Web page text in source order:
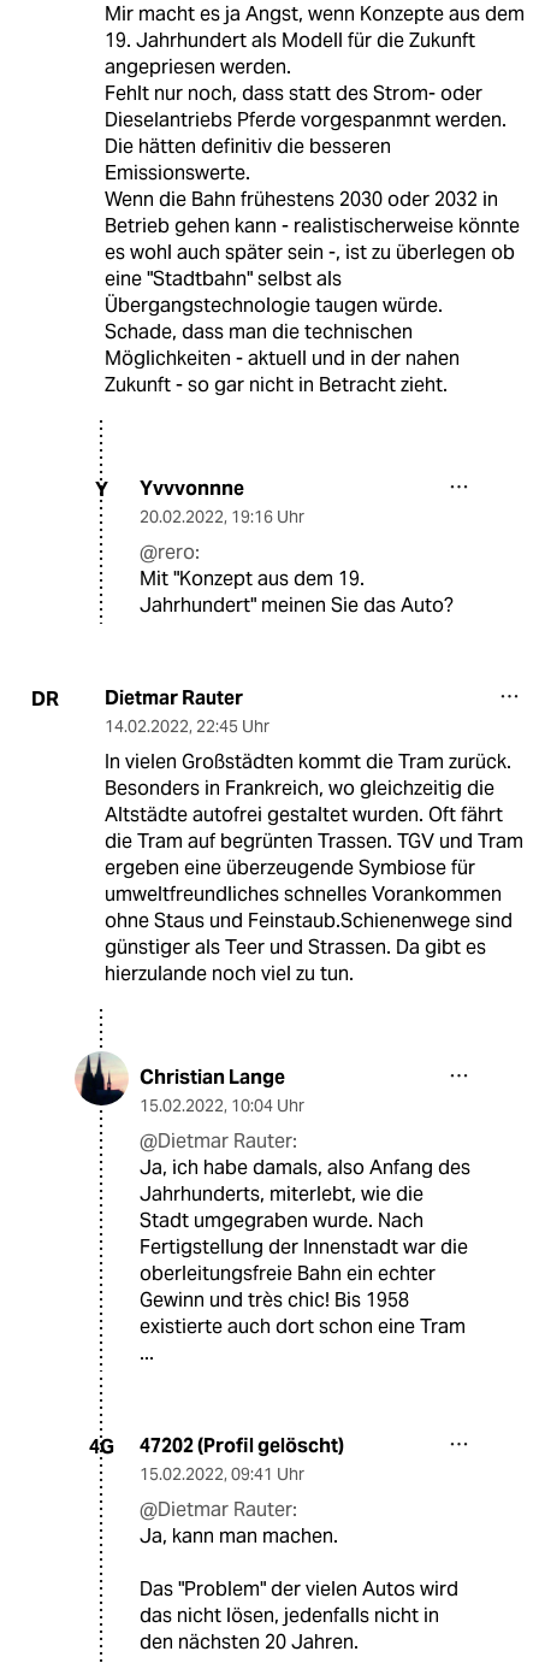
Mir macht es ja Angst, wenn Konzepte aus dem
19. Jahrhundert als Modell für die Zukunft
angepriesen werden.
Fehlt nur noch, dass statt des Strom- oder
Dieselantriebs Pferde vorgespanmnt werden.
Die hätten definitiv die besseren
Emissionswerte.
Wenn die Bahn frühestens 2030 oder 2032 in
Betrieb gehen kann - realistischerweise könnte
es wohl auch später sein -, ist zu überlegen ob
eine "Stadtbahn" selbst als
Übergangstechnologie taugen würde.
Schade, dass man die technischen
Möglichkeiten - aktuell und in der nahen
Zukunft - so gar nicht in Betracht zieht.
Y Yvvvonnne
20.02.2022, 19:16 Uhr
@rero:
Mit "Konzept aus dem 19.
Jahrhundert" meinen Sie das Auto?
DR Dietmar Rauter
14.02.2022, 22:45 Uhr
In vielen Großstädten kommt die Tram zurück.
Besonders in Frankreich, wo gleichzeitig die
Altstädte autofrei gestaltet wurden. Oft fährt
die Tram auf begrünten Trassen. TGV und Tram
ergeben eine überzeugende Symbiose für
umweltfreundliches schnelles Vorankommen
ohne Staus und Feinstaub.Schienenwege sind
günstiger als Teer und Strassen. Da gibt es
hierzulande noch viel zu tun.
Christian Lange
15.02.2022, 10:04 Uhr
@Dietmar Rauter:
Ja, ich habe damals, also Anfang des
Jahrhunderts, miterlebt, wie die
Stadt umgegraben wurde. Nach
Fertigstellung der Innenstadt war die
oberleitungsfreie Bahn ein echter
Gewinn und très chic! Bis 1958
existierte auch dort schon eine Tram
...
4G 47202 (Profil gelöscht)
15.02.2022, 09:41 Uhr
@Dietmar Rauter:
Ja, kann man machen.
Das "Problem" der vielen Autos wird
das nicht lösen, jedenfalls nicht in
den nächsten 20 Jahren.